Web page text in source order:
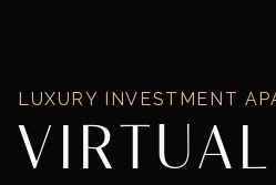
LUXURY INVESTMENT